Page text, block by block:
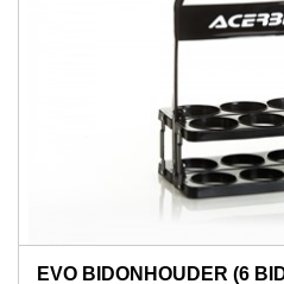
EVO BIDONHOUDER (6